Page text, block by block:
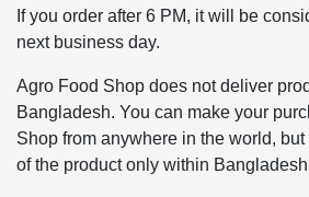
If you order after 6 PM, it will be
next business day.
Agro Food Shop does not deliver
Bangladesh. You can make your
Shop from anywhere in the world,
of the product only within